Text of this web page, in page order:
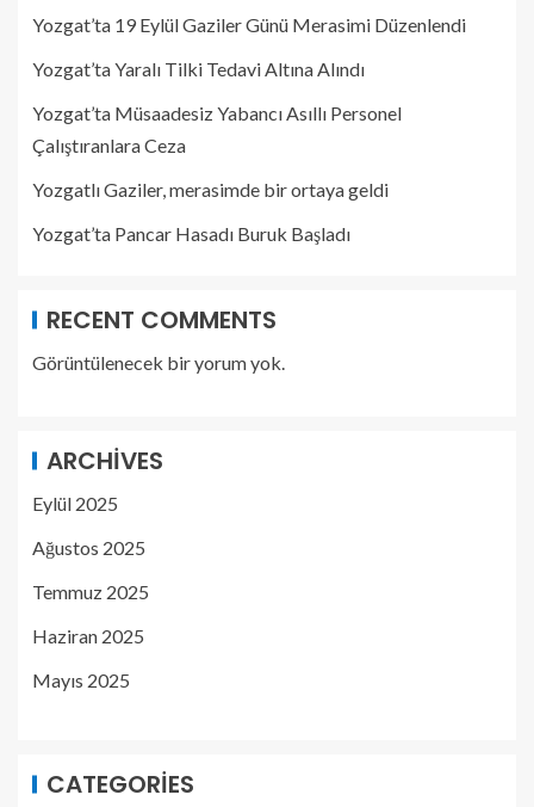
Yozgat’ta 19 Eylül Gaziler Günü Merasimi Düzenlendi
Yozgat’ta Yaralı Tilki Tedavi Altına Alındı
Yozgat’ta Müsaadesiz Yabancı Asıllı Personel
Çalıştıranlara Ceza
Yozgatlı Gaziler, merasimde bir ortaya geldi
Yozgat’ta Pancar Hasadı Buruk Başladı
RECENT COMMENTS
Görüntülenecek bir yorum yok.
ARCHIVES
Eylül 2025
Ağustos 2025
Temmuz 2025
Haziran 2025
Mayıs 2025
CATEGORIES